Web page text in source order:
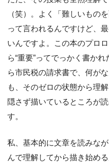
（笑）。よく「難しいもの
って言われるんですけど、
いんですよ。この本のプロ
ら“重要”ってでっかく書か
ら市民税の請求書で、何が
も、そのゼロの状態から理
隠さず描いているところが
す。
私、基本的に文章を読みな
んで理解してから描き始め